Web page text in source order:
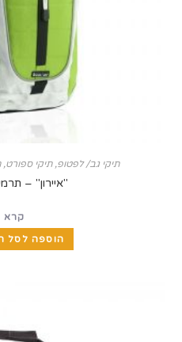
תיקי גב/ לפטופ,תיקי ספורט,תיקים, תיקי SWISS ומזוודות
"איירון" – תרמיל מנשא מים
הוספה לסל הצעות מחיר